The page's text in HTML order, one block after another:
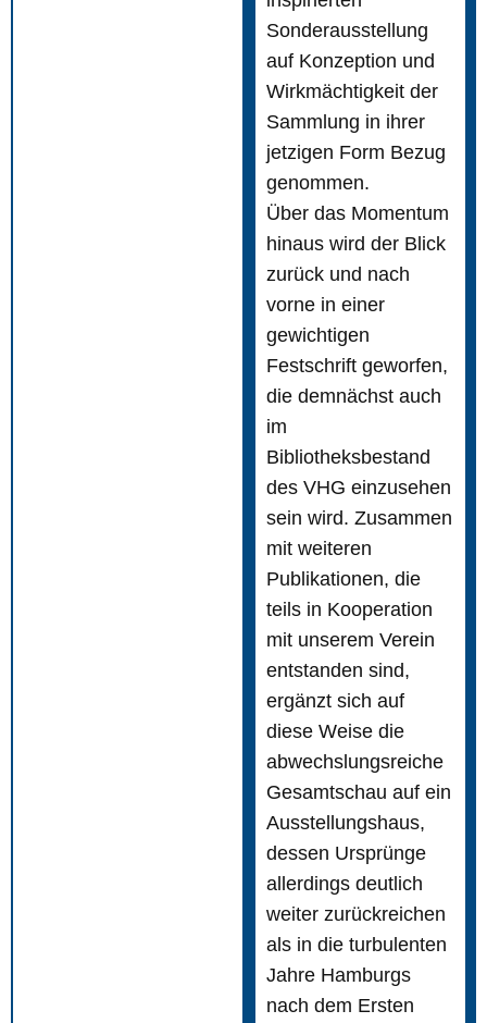
Sonderausstellung
auf Konzeption und
Wirkmächtigkeit der
Sammlung in ihrer
jetzigen Form Bezug
genommen.
Über das Momentum
hinaus wird der Blick
zurück und nach
vorne in einer
gewichtigen
Festschrift geworfen,
die demnächst auch
im
Bibliotheksbestand
des VHG einzusehen
sein wird. Zusammen
mit weiteren
Publikationen, die
teils in Kooperation
mit unserem Verein
entstanden sind,
ergänzt sich auf
diese Weise die
abwechslungsreiche
Gesamtschau auf ein
Ausstellungshaus,
dessen Ursprünge
allerdings deutlich
weiter zurückreichen
als in die turbulenten
Jahre Hamburgs
nach dem Ersten